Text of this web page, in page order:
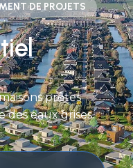
DE PROJETS
prêtes
eaux grises.